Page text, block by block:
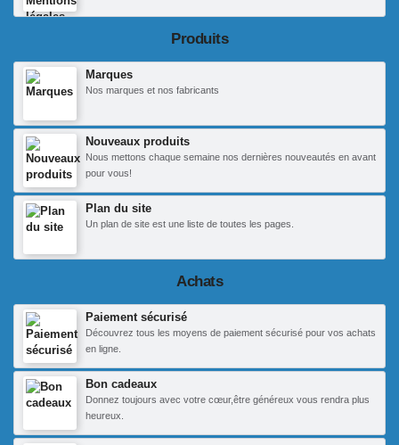
Produits
Marques
Nos marques et nos fabricants
Nouveaux produits
Nous mettons chaque semaine nos dernières nouveautés en avant
pour vous!
Plan du site
Un plan de site est une liste de toutes les pages.
Achats
Paiement sécurisé
Découvrez tous les moyens de paiement sécurisé pour vos achats
en ligne.
Bon cadeaux
Donnez toujours avec votre cœur,être généreux vous rendra plus
heureux.